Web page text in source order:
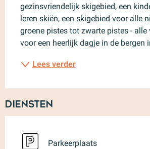
gezinsvriendelijk skigebied, een
leren skiën, een skigebied voor alle
groene pistes tot zwarte pistes - alle
voor een heerlijk dagje in de bergen
Lees verder
Diensten
Parkeerplaats